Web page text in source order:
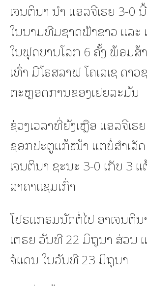
ເຈນຕິນາ ນຳ ແອລຈີເຣຍ 3-0
ໃນນາມທີມຊາດຟ້າຂາວ ແລະ
ໃນຟຸດບານໂລກ 6 ຄັ້ງ ພ້ອມສ້
ເທົ່າ ມີໂຣສລາຟ ໂຄເລເຊ ດາວ
ຕະຫຼອດການຂອງເຢຍລະມັນ
ຊ່ວງເວລາທີ່ຍັງເຫຼືອ ແອລຈີເຣ
ຊອກປະຕູແກ້ໜ້າ ແຕ່ບໍ່ສຳເລັ
ເຈນຕິນາ ຊະນະ 3-0 ເກັບ 3
ລາຄາແຊມເກົ່າ
ໂປຣແກຣມນັດຕໍ່ໄປ ອາເຈນຕິ
ເຕຣຍ ວັນທີ 22 ມິຖຸນາ ສ່ວນ
ຈໍແດນ ໃນວັນທີ 23 ມິຖຸນາ